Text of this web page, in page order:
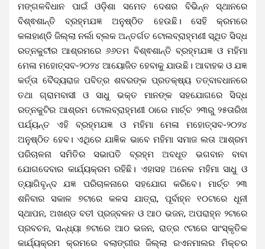
ମଙ୍ଗଳବିଧାନ ପାଇଁ ଓଡ଼ିଶା ସମେତ ଦେଶର ବିଭିନ୍ନ ସ୍ଥାନରେ
ବିଶ୍ଵଶାନ୍ତି ବ୍ରହ୍ମଯଜ୍ଞ ଅନୁଷ୍ଠିତ ହେଉଛି। ସେହି କ୍ରମରେ
କଳାହାଣ୍ଡି ଜିଲ୍ଲା ନର୍ଲା ବ୍ଲକ ଅନ୍ତର୍ଗତ ଟୋଲବ୍ରାହ୍ମଣୀ ସ୍ଥିତ ସିଦ୍ଧ
ରତ୍ନକୁଟୀର ଆଶ୍ରମରେ ୬୬ତମ ବିଶ୍ଵଶାନ୍ତି ବ୍ରହ୍ମଯଜ୍ଞ ଓ ମହିମା
ମେଳା ମହୋତ୍ସବ-୨୦୨୪ ଆୟୋଜିତ ହେବାକୁ ଯାଉଛି। ଆବାହକ ଓ ଯଜ୍ଞ
କର୍ତ୍ତା ବୈଦ୍ୟରାଜ ପବିତ୍ର ଶବରଙ୍କ ପ୍ରତକ୍ଷ୍ୟ ତତ୍ବାବଧାନରେ
ତଥା ଗ୍ରାମବାସୀ ଓ ସାଧୁ ଭକ୍ତ ମାନଙ୍କ ସହଯୋଗରେ ସିଦ୍ଧ
ରତ୍ନକୁଟିର ଆଶ୍ରମ ଟୋଲବ୍ରାହ୍ମଣୀ ଠାରେ ମାର୍ଚ୍ଚ ୨୩ରୁ ୨୫ତାରିଖ
ପର୍ଯ୍ୟନ୍ତ ଏହି ବ୍ରହ୍ମଯଜ୍ଞ ଓ ମହିମା ମେଳା ମହୋତ୍ସବ-୨୦୨୪
ଅନୁଷ୍ଠିତ ହେବ। ଏଥିରେ ଯାଜ୍ଞିକ ଭାବେ ମହିମା ସମାଜ ଲତା ଆଶ୍ରମ
ପରିଚାଳନା ସମିତିର ସଭାପତି ବ୍ରହ୍ମ ଅବଧୂତ ଭଗବାନ ବାବା
ଯୋଗଦେବାର କାର୍ଯ୍ୟକ୍ରମ ରହିଛି। ଏହାସହ ଅନେକ ମହିମା ସାଧୁ ଓ
ତ୍ୟାଗିବୃନ୍ଦ ଯଜ୍ଞ ପରିଚାଳନାରେ ସହଯୋଗ କରିବେ। ମାର୍ଚ୍ଚ ୨୩
ଶନିବାର ସକାଳ ୭ଟାରେ କଳସ ଯାତ୍ରା, ପୂର୍ବାହ୍ନ ୧୦ଟାରେ ଧୂନୀ
ସ୍ଥାପନ, ଅଖଣ୍ଡ ବତୀ ପ୍ରଜ୍ବଳନ ଓ ଆଠ ଭଜନ, ଅପରାହ୍ନ ୨ଟାରେ
ପ୍ରବଚନ, ସନ୍ଧ୍ୟା ୭ଟାରେ ଆଠ ଭଜନ, ରାତ୍ର ୯ଟାରେ ସାଂସ୍କୃତିକ
କାର୍ଯ୍ୟକ୍ରମ କ୍ରମରେ ବଲାଙ୍ଗୀର ଜିଲ୍ଲା ରଏନମାଲର ମିକ୍ଚର